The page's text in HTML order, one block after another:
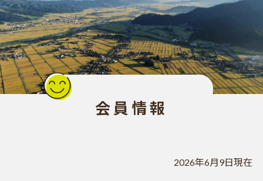
会員情報
2026年6月9日現在